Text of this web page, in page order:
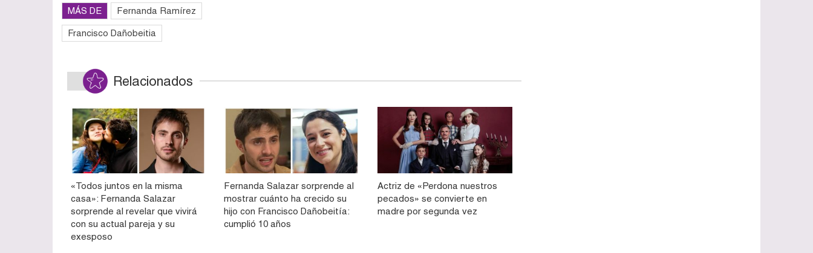
MÁS DE Fernanda Ramírez
Francisco Dañobeitia
Relacionados
«Todos juntos en la misma
casa»: Fernanda Salazar
sorprende al revelar que vivirá
con su actual pareja y su
exesposo
Fernanda Salazar sorprende al
mostrar cuánto ha crecido su
hijo con Francisco Dañobeitía:
cumplió 10 años
Actriz de «Perdona nuestros
pecados» se convierte en
madre por segunda vez